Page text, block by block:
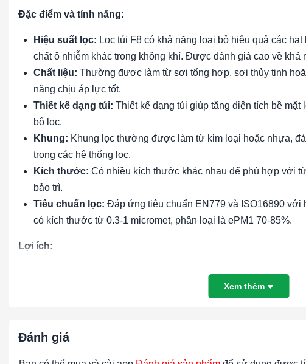
Đặc điểm và tính năng:
Hiệu suất lọc: Lọc túi F8 có khả năng loại bỏ hiệu quả các
chất ô nhiễm khác trong không khí. Được đánh giá cao về khả
Chất liệu: Thường được làm từ sợi tổng hợp, sợi thủy tinh
năng chịu áp lực tốt.
Thiết kế dạng túi: Thiết kế dạng túi giúp tăng diện tích bề mặt
bộ lọc.
Khung: Khung lọc thường được làm từ kim loại hoặc nhựa,
trong các hệ thống lọc.
Kích thước: Có nhiều kích thước khác nhau để phù hợp với
bảo trì.
Tiêu chuẩn lọc: Đáp ứng tiêu chuẩn EN779 và ISO16890 với
có kích thước từ 0.3-1 micromet, phân loại là ePM1 70-85%.
Lợi ích:
bảo môi trường làm việc và sinh hoạt trong lành và an toàn.
Tiết kiệm chi phí:
Xem thêm
Đánh giá